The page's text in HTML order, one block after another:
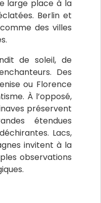
large place à la
Berlin et
des villes
de soleil, de
Des
ou Florence
À l’opposé,
préservent
étendues
Lacs,
invitent à la
observations